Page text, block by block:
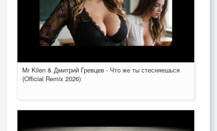
Mr Kilen & Дмитрий Гревцев - Что же ты стесняешься
(Official Remix 2026)